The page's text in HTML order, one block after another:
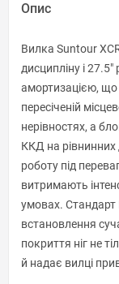
Опис
Вилка Suntour
дисципліну і
амортизацією, що
пересіченій
нерівностях, а
ККД на рівнинних
роботу під
витримають
умовах.
встановлення
покриття ніг не
й надає вилці